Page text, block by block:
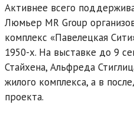
Активнее всего
Люмьер MR Group
комплекс «Павелецкая
1950-х. На выставке до 9
Стайхена, Альфреда
жилого комплекса, а в
проекта.